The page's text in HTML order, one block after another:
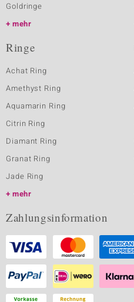
Goldringe
mehr
Ringe
Achat Ring
Amethyst Ring
Aquamarin Ring
Citrin Ring
Diamant Ring
Granat Ring
Jade Ring
mehr
Zahlungsinformation